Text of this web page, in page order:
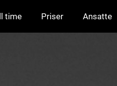
time Priser Ansatte